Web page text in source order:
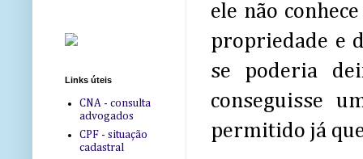
ele não
propriedade e
se poderia
conseguisse
permitido já
Links úteis
CNA - consulta
advogados
CPF - situação
cadastral